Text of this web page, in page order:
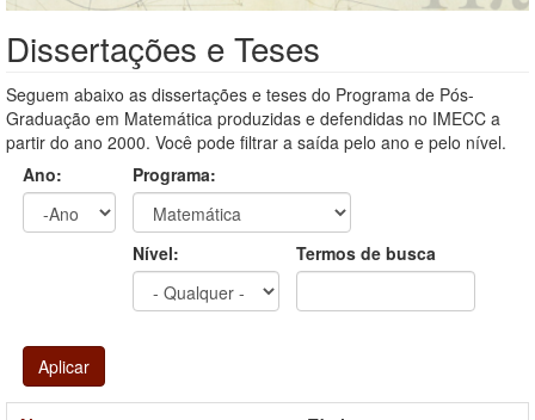
Dissertações e Teses
Seguem abaixo as dissertações e teses do Programa de Pós-
Graduação em Matemática produzidas e defendidas no IMECC a
partir do ano 2000. Você pode filtrar a saída pelo ano e pelo nível.
Ano:
Programa:
Nível: Termos de busca
Aplicar